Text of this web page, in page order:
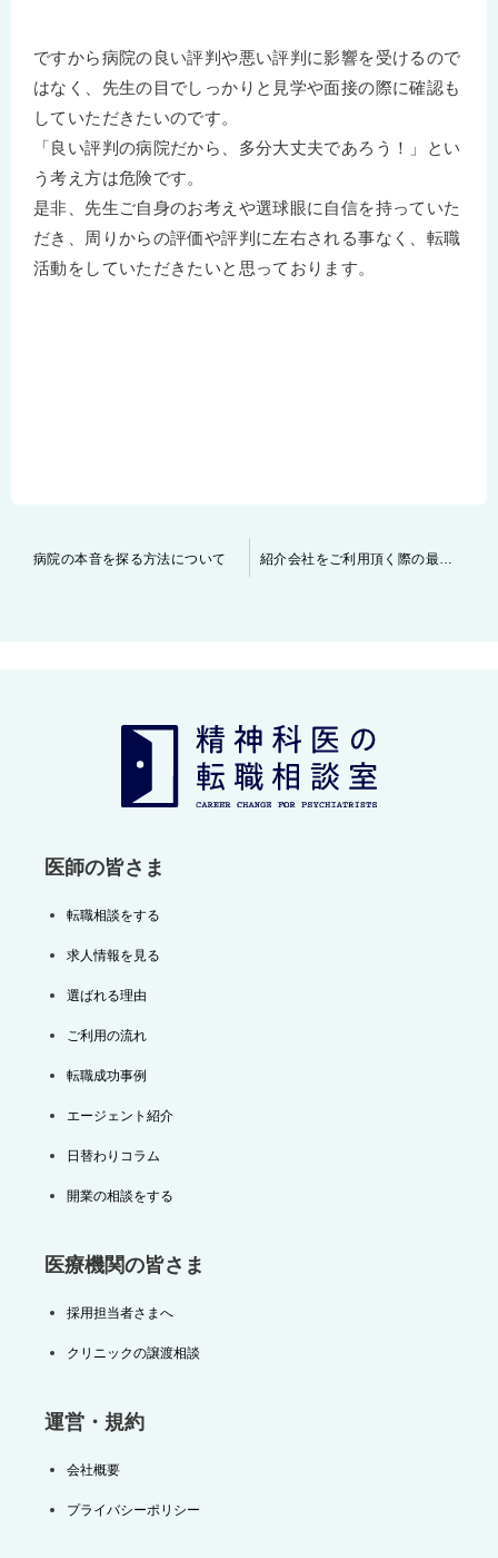
ですから病院の良い評判や悪い評判に影響を受けるので
はなく、先生の目でしっかりと見学や面接の際に確認も
していただきたいのです。
「良い評判の病院だから、多分大丈夫であろう！」とい
う考え方は危険です。
是非、先生ご自身のお考えや選球眼に自信を持っていた
だき、周りからの評価や評判に左右される事なく、転職
活動をしていただきたいと思っております。
病院の本音を探る方法について 紹介会社をご利用頂く際の最大のメリットについて
医師の皆さま
転職相談をする
求人情報を見る
選ばれる理由
ご利用の流れ
転職成功事例
エージェント紹介
日替わりコラム
開業の相談をする
医療機関の皆さま
採用担当者さまへ
クリニックの譲渡相談
運営・規約
会社概要
プライバシーポリシー